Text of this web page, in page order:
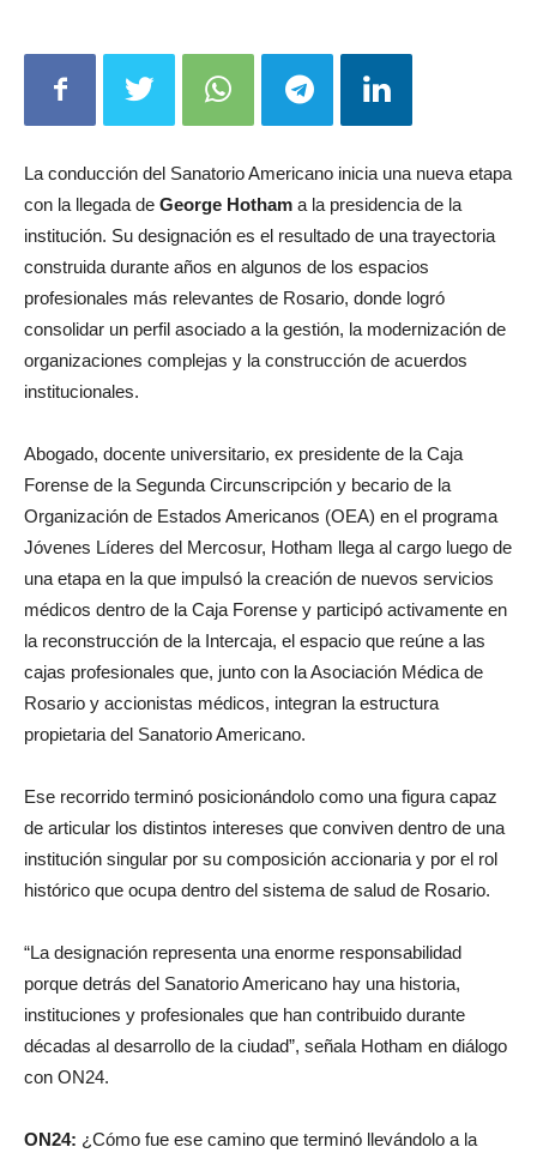
con la llegada deGeorge Hothama la presidencia de la
institución. Su designación es el resultado de una trayectoria
construida durante años en algunos de los espacios
profesionales más relevantes de Rosario, donde logró
consolidar un perfil asociado a la gestión, la modernización de
organizaciones complejas y la construcción de acuerdos
institucionales.
Forense de la Segunda Circunscripción y becario de la
Organización de Estados Americanos (OEA) en el programa
Jóvenes Líderes del Mercosur, Hotham llega al cargo luego de
una etapa en la que impulsó la creación de nuevos servicios
médicos dentro de la Caja Forense y participó activamente en
la reconstrucción de la Intercaja, el espacio que reúne a las
cajas profesionales que, junto con la Asociación Médica de
Rosario y accionistas médicos, integran la estructura
propietaria del Sanatorio Americano.
de articular los distintos intereses que conviven dentro de una
institución singular por su composición accionaria y por el rol
histórico que ocupa dentro del sistema de salud de Rosario.
porque detrás del Sanatorio Americano hay una historia,
instituciones y profesionales que han contribuido durante
décadas al desarrollo de la ciudad”, señala Hotham en diálogo
con ON24.
presidencia del Sanatorio Americano?